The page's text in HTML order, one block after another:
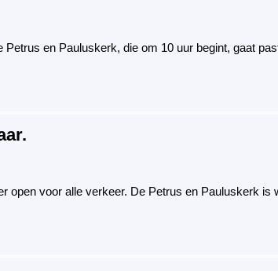
en Pauluskerk, die om 10 uur begint, gaat
open voor alle verkeer. De Petrus en Pauluskerk